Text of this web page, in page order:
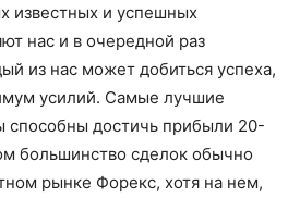
известных и успешных
нас и в очередной раз
из нас может добиться успеха,
усилий. Самые лучшие
способны достичь прибыли 20-
большинство сделок обычно
рынке Форекс, хотя на нем,